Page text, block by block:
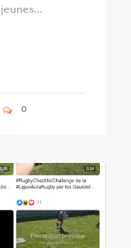
0